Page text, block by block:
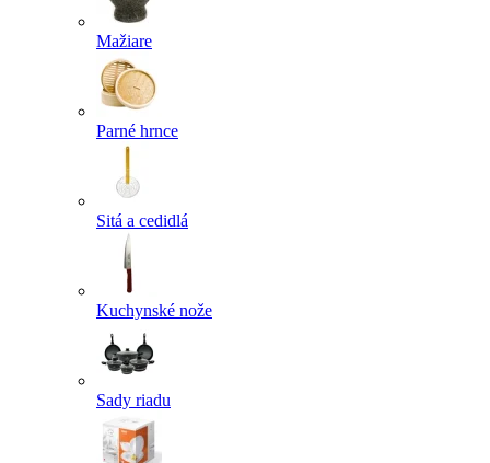
Mažiare
Parné hrnce
Sitá a cedidlá
Kuchynské nože
Sady riadu